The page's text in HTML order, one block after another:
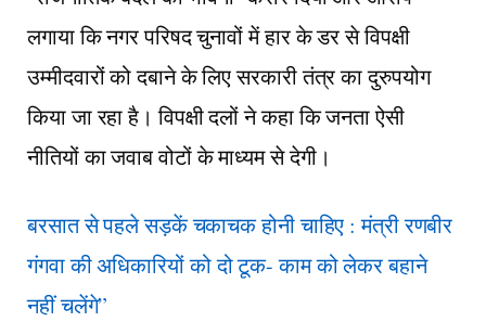
लगाया कि नगर परिषद चुनावों में हार के डर से विपक्षी
उम्मीदवारों को दबाने के लिए सरकारी तंत्र का दुरुपयोग
किया जा रहा है। विपक्षी दलों ने कहा कि जनता ऐसी
नीतियों का जवाब वोटों के माध्यम से देगी।
बरसात से पहले सड़कें चकाचक होनी चाहिए : मंत्री रणबीर
गंगवा की अधिकारियों को दो टूक- काम को लेकर बहाने
नहीं चलेंगे”